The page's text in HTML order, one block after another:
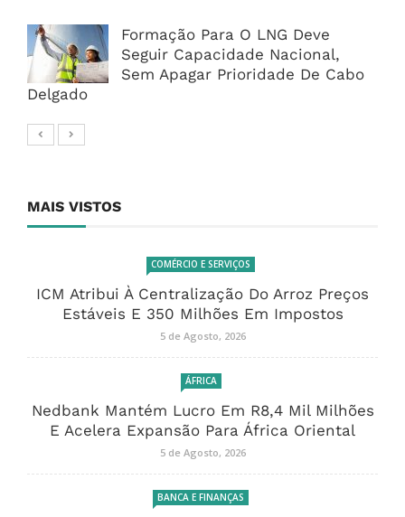
Formação Para O LNG Deve
Seguir Capacidade Nacional,
Sem Apagar Prioridade De Cabo
Delgado
MAIS VISTOS
COMÉRCIO E SERVIÇOS
ICM Atribui À Centralização Do Arroz Preços
Estáveis E 350 Milhões Em Impostos
5 de Agosto, 2026
ÁFRICA
Nedbank Mantém Lucro Em R8,4 Mil Milhões
E Acelera Expansão Para África Oriental
5 de Agosto, 2026
BANCA E FINANÇAS